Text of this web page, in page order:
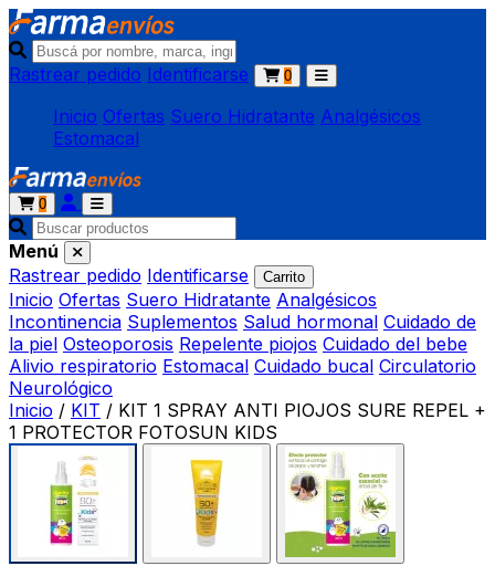
Rastrear pedido Identificarse 0
Inicio Ofertas Suero Hidratante Analgésicos
Estomacal
0
Menú
Rastrear pedido Identificarse Carrito
Inicio Ofertas Suero Hidratante Analgésicos
Incontinencia Suplementos Salud hormonal Cuidado de
la piel Osteoporosis Repelente piojos Cuidado del bebe
Alivio respiratorio Estomacal Cuidado bucal Circulatorio
Neurológico
Inicio / KIT / KIT 1 SPRAY ANTI PIOJOS SURE REPEL +
1 PROTECTOR FOTOSUN KIDS